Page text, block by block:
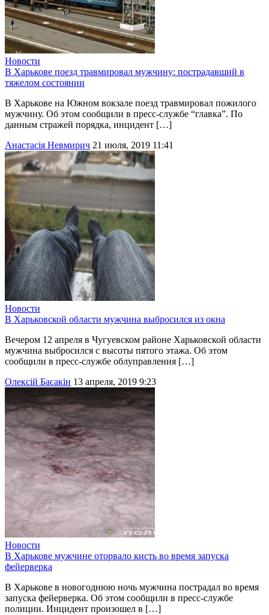
Новости
В Харькове поезд травмировал мужчину: пострадавший в
тяжелом состоянии
В Харькове на Южном вокзале поезд травмировал пожилого
мужчину. Об этом сообщили в пресс-службе “главка”. По
данным стражей порядка, инцидент […]
Анастасія Невмирич 21 июля, 2019 11:41
Новости
В Харьковской области мужчина выбросился из окна
Вечером 12 апреля в Чугуевском районе Харьковской области
мужчина выбросился с высоты пятого этажа. Об этом
сообщили в пресс-службе облуправления […]
Олексій Басакін 13 апреля, 2019 9:23
Новости
В Харькове мужчине оторвало кисть во время запуска
фейерверка
В Харькове в новогоднюю ночь мужчина пострадал во время
запуска фейерверка. Об этом сообщили в пресс-службе
полиции. Инцидент произошел в […]